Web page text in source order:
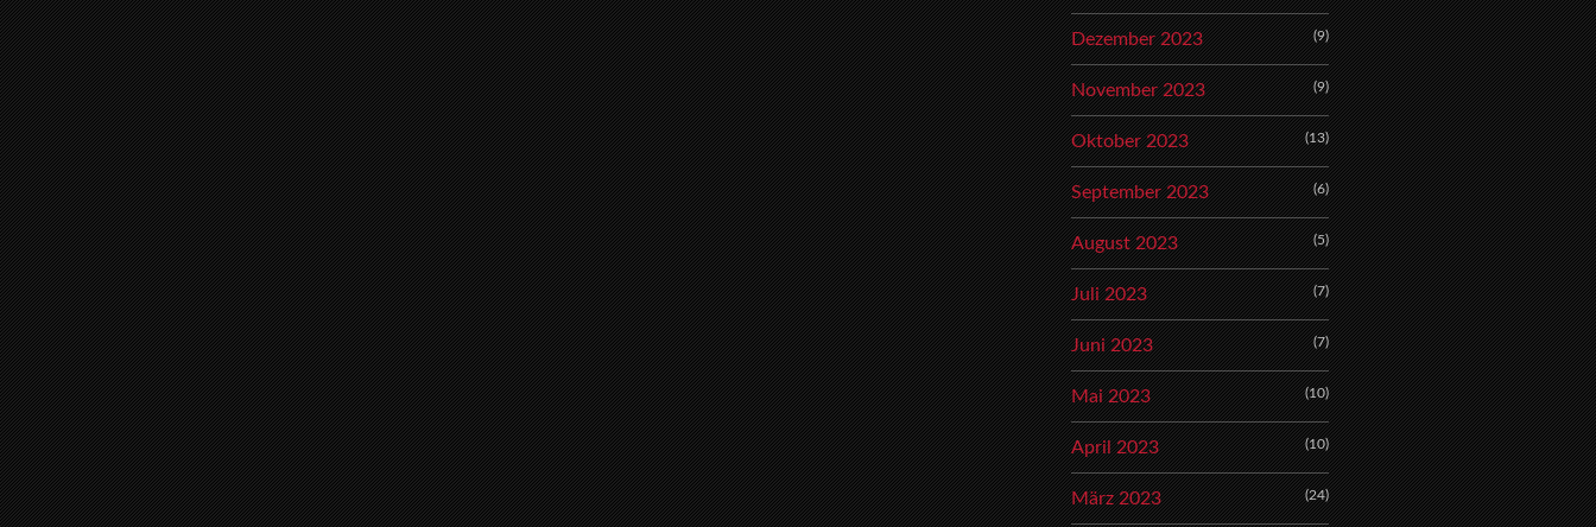
Dezember 2023 (9)
November 2023 (9)
Oktober 2023 (13)
September 2023 (6)
August 2023 (5)
Juli 2023 (7)
Juni 2023 (7)
Mai 2023 (10)
April 2023 (10)
März 2023 (24)